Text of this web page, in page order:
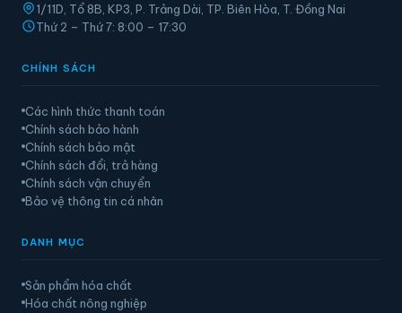
1/11D, Tổ 8B, KP3, P. Trảng Dài, TP. Biên Hòa, T. Đồng Nai
Thứ 2 – Thứ 7: 8:00 – 17:30
CHÍNH SÁCH
Các hình thức thanh toán
Chính sách bảo hành
Chính sách bảo mật
Chính sách đổi, trả hàng
Chính sách vận chuyển
Bảo vệ thông tin cá nhân
DANH MỤC
Sản phẩm hóa chất
Hóa chất nông nghiệp